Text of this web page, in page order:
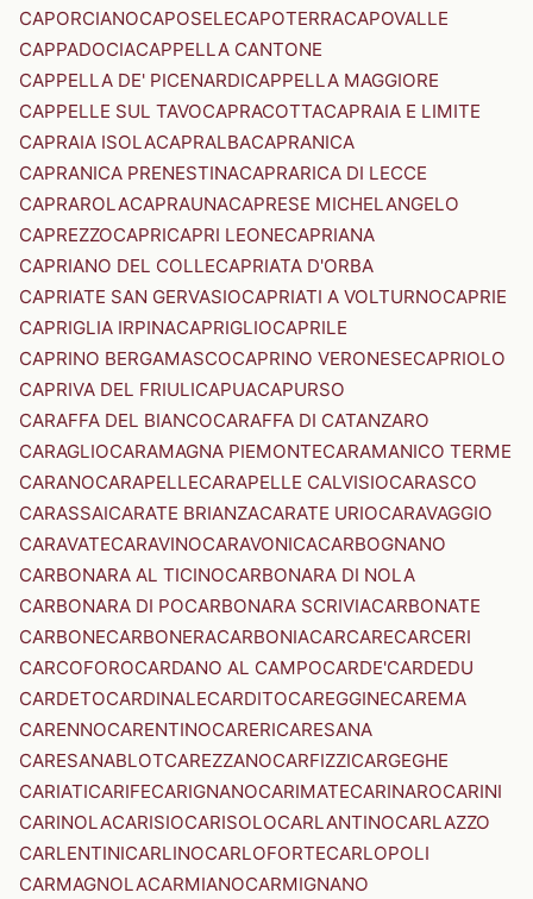
CAPORCIANOCAPOSELECAPOTERRACAPOVALLE
CAPPADOCIACAPPELLA CANTONE
CAPPELLA DE' PICENARDICAPPELLA MAGGIORE
CAPPELLE SUL TAVOCAPRACOTTACAPRAIA E LIMITE
CAPRAIA ISOLACAPRALBACAPRANICA
CAPRANICA PRENESTINACAPRARICA DI LECCE
CAPRAROLACAPRAUNACAPRESE MICHELANGELO
CAPREZZOCAPRICAPRI LEONECAPRIANA
CAPRIANO DEL COLLECAPRIATA D'ORBA
CAPRIATE SAN GERVASIOCAPRIATI A VOLTURNOCAPRIE
CAPRIGLIA IRPINACAPRIGLIOCAPRILE
CAPRINO BERGAMASCOCAPRINO VERONESECAPRIOLO
CAPRIVA DEL FRIULICAPUACAPURSO
CARAFFA DEL BIANCOCARAFFA DI CATANZARO
CARAGLIOCARAMAGNA PIEMONTECARAMANICO TERME
CARANOCARAPELLECARAPELLE CALVISIOCARASCO
CARASSAICARATE BRIANZACARATE URIOCARAVAGGIO
CARAVATECARAVINOCARAVONICACARBOGNANO
CARBONARA AL TICINOCARBONARA DI NOLA
CARBONARA DI POCARBONARA SCRIVIACARBONATE
CARBONECARBONERACARBONIACARCARECARCERI
CARCOFOROCARDANO AL CAMPOCARDE'CARDEDU
CARDETOCARDINALECARDITOCAREGGINECAREMA
CARENNOCARENTINOCARERICARESANA
CARESANABLOTCAREZZANOCARFIZZICARGEGHE
CARIATICARIFECARIGNANOCARIMATECARINAROCARINI
CARINOLACARISIOCARISOLOCARLANTINOCARLAZZO
CARLENTINICARLINOCARLOFORTECARLOPOLI
CARMAGNOLACARMIANOCARMIGNANO